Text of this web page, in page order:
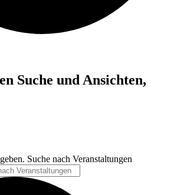
Suche und Ansichten,
Suche nach Veranstaltungen